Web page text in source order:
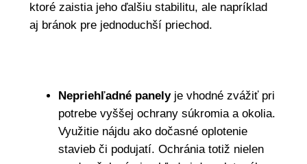
ktoré zaistia jeho ďalšiu stabilitu, ale napríklad
aj bránok pre jednoduchší priechod.
Nepriehľadné panelyje vhodné zvážiť pri
potrebe vyššej ochrany súkromia a okolia.
Využitie nájdu ako dočasné oplotenie
stavieb či podujatí. Ochránia totiž nielen